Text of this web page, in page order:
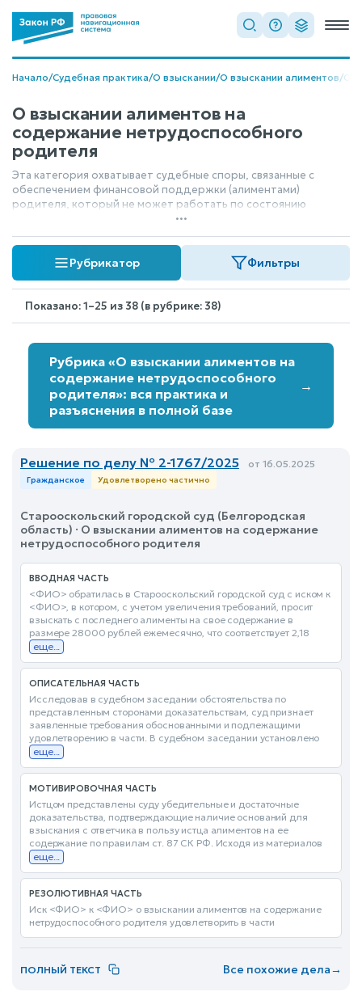
Начало/Судебная практика/О взыскании/О взыскании алиментов/О
О взыскании алиментов на
содержание нетрудоспособного
родителя
Эта категория охватывает судебные споры, связанные с
обеспечением финансовой поддержки (алиментами)
родителя, который не может работать по состоянию
здоровья или другим причинам. Суды рассматривают
вопросы установления размера и порядка выплаты средств,
необходимых для содержания такого родителя, чтобы
обеспечить его достойное существование.
...
Рубрикатор Фильтры
Показано: 1–25 из 38 (в рубрике: 38)
Рубрика «О взыскании алиментов на
содержание нетрудоспособного
родителя»: вся практика и
разъяснения в полной базе
→
Решение по делу № 2-1767/2025 от 16.05.2025
Гражданское Удовлетворено частично
Старооскольский городской суд (Белгородская
область) · О взыскании алиментов на содержание
нетрудоспособного родителя
ВВОДНАЯ ЧАСТЬ
<ФИО> обратилась в Старооскольский городской суд с иском к
<ФИО>, в котором, с учетом увеличения требований, просит
взыскать с последнего алименты на свое содержание в
размере 28000 рублей ежемесячно, что соответствует 2,18
еще...
ОПИСАТЕЛЬНАЯ ЧАСТЬ
Исследовав в судебном заседании обстоятельства по
представленным сторонами доказательствам, суд признает
заявленные требования обоснованными и подлежащими
удовлетворению в части. В судебном заседании установлено
еще...
МОТИВИРОВОЧНАЯ ЧАСТЬ
Истцом представлены суду убедительные и достаточные
доказательства, подтверждающие наличие оснований для
взыскания с ответчика в пользу истца алиментов на ее
содержание по правилам ст. 87 СК РФ. Исходя из материалов
еще...
РЕЗОЛЮТИВНАЯ ЧАСТЬ
Иск <ФИО> к <ФИО> о взыскании алиментов на содержание
нетрудоспособного родителя удовлетворить в части
ПОЛНЫЙ ТЕКСТ Все похожие дела→